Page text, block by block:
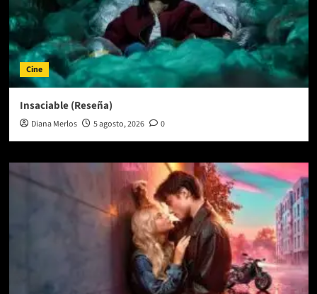
Cine
Insaciable (Reseña)
Diana Merlos 5 agosto, 2026 0